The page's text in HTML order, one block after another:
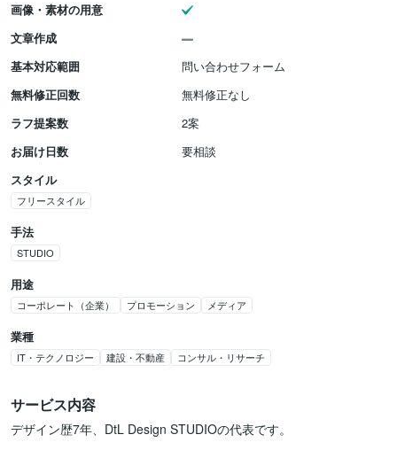
画像・素材の用意
文章作成
基本対応範囲
問い合わせフォーム
無料修正回数
無料修正なし
ラフ提案数
2案
お届け日数
要相談
スタイル
フリースタイル
手法
STUDIO
用途
コーポレート（企業） プロモーション メディア
業種
IT・テクノロジー 建設・不動産 コンサル・リサーチ
サービス内容
デザイン歴7年、DtL Design STUDIOの代表です。